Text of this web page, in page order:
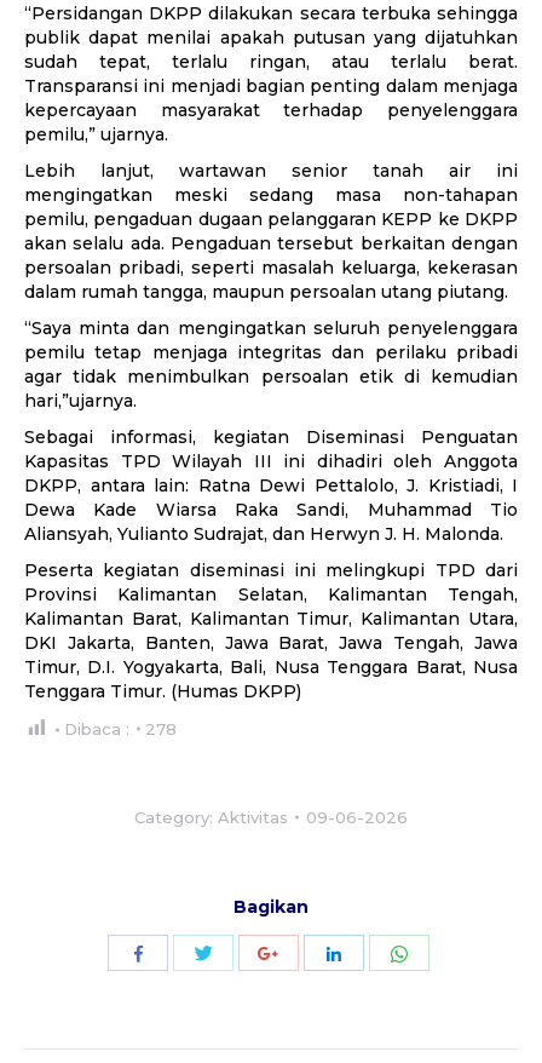
“Persidangan DKPP dilakukan secara terbuka sehingga
publik dapat menilai apakah putusan yang dijatuhkan
sudah tepat, terlalu ringan, atau terlalu berat.
Transparansi ini menjadi bagian penting dalam menjaga
kepercayaan masyarakat terhadap penyelenggara
pemilu,” ujarnya.
Lebih lanjut, wartawan senior tanah air ini
mengingatkan meski sedang masa non-tahapan
pemilu, pengaduan dugaan pelanggaran KEPP ke DKPP
akan selalu ada. Pengaduan tersebut berkaitan dengan
persoalan pribadi, seperti masalah keluarga, kekerasan
dalam rumah tangga, maupun persoalan utang piutang.
“Saya minta dan mengingatkan seluruh penyelenggara
pemilu tetap menjaga integritas dan perilaku pribadi
agar tidak menimbulkan persoalan etik di kemudian
hari,”ujarnya.
Sebagai informasi, kegiatan Diseminasi Penguatan
Kapasitas TPD Wilayah III ini dihadiri oleh Anggota
DKPP, antara lain: Ratna Dewi Pettalolo, J. Kristiadi, I
Dewa Kade Wiarsa Raka Sandi, Muhammad Tio
Aliansyah, Yulianto Sudrajat, dan Herwyn J. H. Malonda.
Peserta kegiatan diseminasi ini melingkupi TPD dari
Provinsi Kalimantan Selatan, Kalimantan Tengah,
Kalimantan Barat, Kalimantan Timur, Kalimantan Utara,
DKI Jakarta, Banten, Jawa Barat, Jawa Tengah, Jawa
Timur, D.I. Yogyakarta, Bali, Nusa Tenggara Barat, Nusa
Tenggara Timur. (Humas DKPP)
Dibaca : 278
Category: Aktivitas 09-06-2026
Bagikan
Share
Share